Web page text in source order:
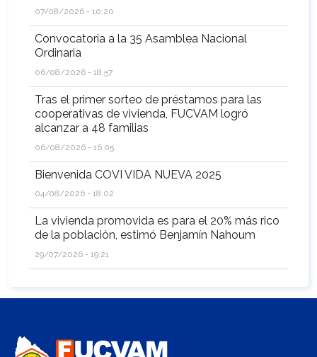
07/08/2026 - 10:20
Convocatoria a la 35 Asamblea Nacional
Ordinaria
06/08/2026 - 18:57
Tras el primer sorteo de préstamos para las
cooperativas de vivienda, FUCVAM logró
alcanzar a 48 familias
06/08/2026 - 16:05
Bienvenida COVI VIDA NUEVA 2025
04/08/2026 - 18:02
La vivienda promovida es para el 20% más rico
de la población, estimó Benjamín Nahoum
29/07/2026 - 19:21